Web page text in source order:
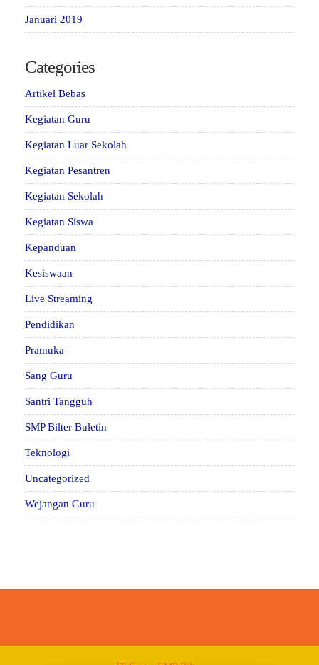
Januari 2019
Categories
Artikel Bebas
Kegiatan Guru
Kegiatan Luar Sekolah
Kegiatan Pesantren
Kegiatan Sekolah
Kegiatan Siswa
Kepanduan
Kesiswaan
Live Streaming
Pendidikan
Pramuka
Sang Guru
Santri Tangguh
SMP Bilter Buletin
Teknologi
Uncategorized
Wejangan Guru